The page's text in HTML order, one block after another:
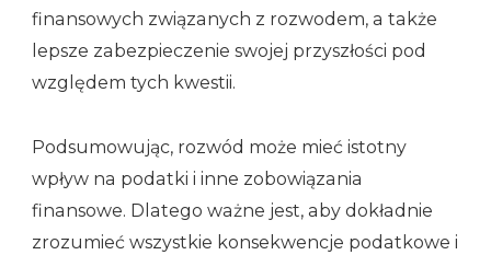
finansowych związanych z rozwodem, a także
lepsze zabezpieczenie swojej przyszłości pod
względem tych kwestii.
Podsumowując, rozwód może mieć istotny
wpływ na podatki i inne zobowiązania
finansowe. Dlatego ważne jest, aby dokładnie
zrozumieć wszystkie konsekwencje podatkowe i